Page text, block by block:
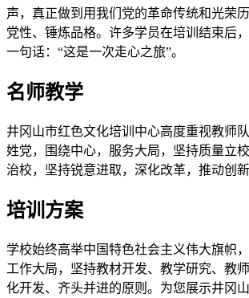
声，真正做到用我们党的革命传统和光荣
党性、锤炼品格。许多学员在培训结束后
一句话：“这是一次走心之旅”。
名师教学
井冈山市红色文化培训中心高度重视教师
姓党，围绕中心，服务大局，坚持质量立
治校，坚持锐意进取，深化改革，推动创新
培训方案
学校始终高举中国特色社会主义伟大旗帜
工作大局，坚持教材开发、教学研究、教
化开发、齐头并进的原则。为您展示井冈